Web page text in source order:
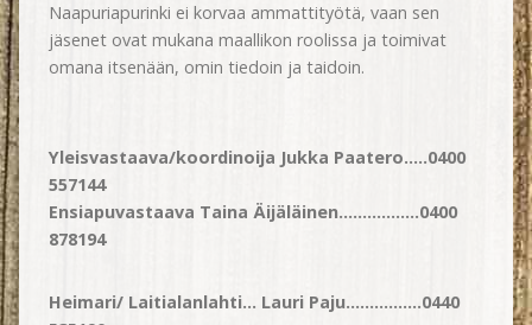
Naapuriapurinki ei korvaa ammattityötä, vaan sen
jäsenet ovat mukana maallikon roolissa ja toimivat
omana itsenään, omin tiedoin ja taidoin.
Yleisvastaava/koordinoija Jukka Paatero…..0400
557144
Ensiapuvastaava Taina Äijäläinen……………..0400
878194
Heimari/ Laitialanlahti… Lauri Paju…………….0440